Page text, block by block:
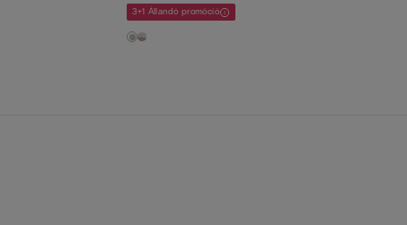
3+1 Állandó promóció